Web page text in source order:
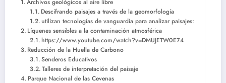
Archivos geológicos al aire libre
Descifrando paisajes a través de la geomorfología
utilizan tecnologías de vanguardia para analizar paisajes:
Líquenes sensibles a la contaminación atmosférica
https://www.youtube.com/watch?v=DMUJETW0E74
Reducción de la Huella de Carbono
Senderos Educativos
Talleres de interpretación del paisaje
Parque Nacional de las Cevenas